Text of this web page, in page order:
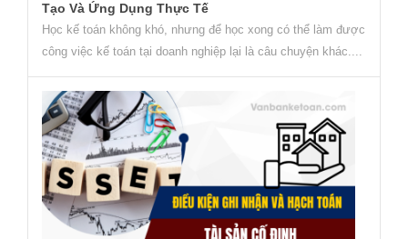
Tạo Và Ứng Dụng Thực Tế
Học kế toán không khó, nhưng để học xong có thể làm được
công việc kế toán tại doanh nghiệp lại là câu chuyện khác....